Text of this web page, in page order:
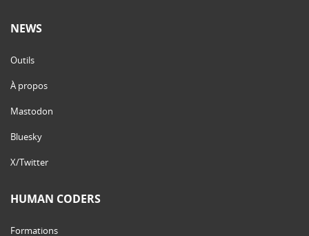
NEWS
Outils
À propos
Mastodon
Bluesky
X/Twitter
HUMAN CODERS
Formations